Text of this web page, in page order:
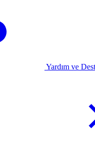
Yardım ve